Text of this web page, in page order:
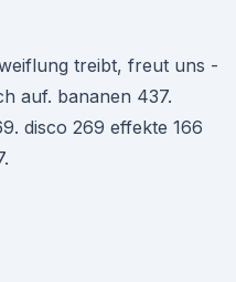
treibt, freut uns -
auf. bananen 437.
disco 269 effekte 166